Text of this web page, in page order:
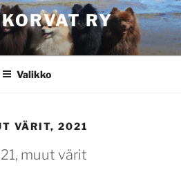
RY
Valikko
VÄRIT, 2021
muut värit